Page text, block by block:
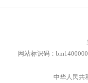
网站标识码：
中华人民共